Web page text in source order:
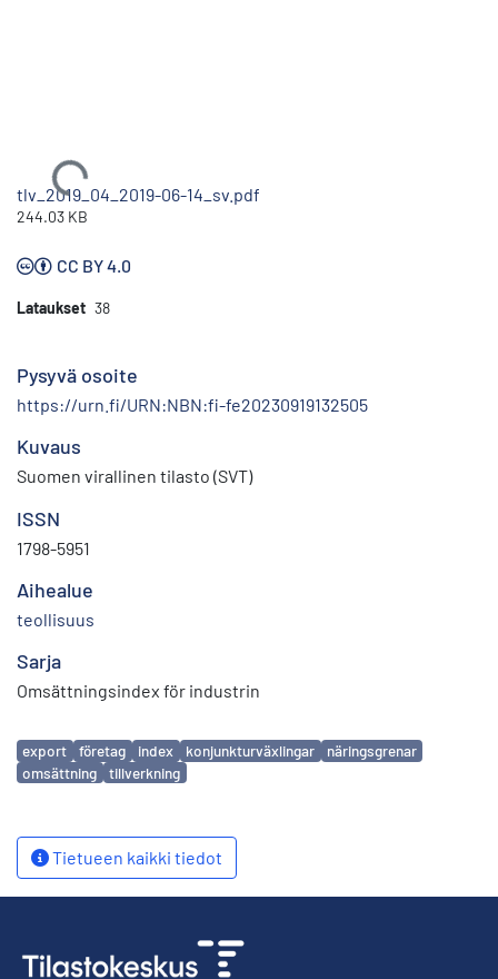
Ladataan...
tlv_2019_04_2019-06-14_sv.pdf
244.03 KB
CC BY 4.0
Lataukset 38
Pysyvä osoite
https://urn.fi/URN:NBN:fi-fe20230919132505
Kuvaus
Suomen virallinen tilasto (SVT)
ISSN
1798-5951
Aihealue
teollisuus
Sarja
Omsättningsindex för industrin
Avainsanat
export företag index konjunkturväxlingar
näringsgrenar
omsättning
tillverkning
Tietueen kaikki tiedot